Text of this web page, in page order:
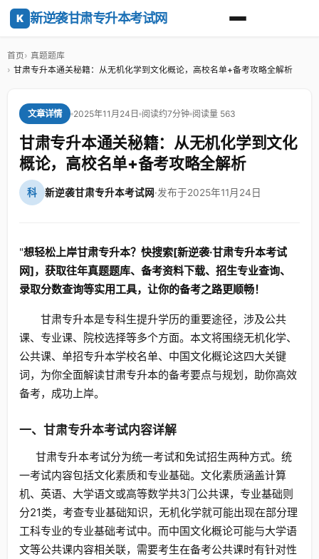
K 新逆袭甘肃专升本考试网
首页
真题题库
甘肃专升本通关秘籍：从无机化学到文化概论，高校名单+备考攻略全解析
文章详情 2025年11月24日 阅读约7分钟 阅读量 563
甘肃专升本通关秘籍：从无机化学到文化
概论，高校名单+备考攻略全解析
科 新逆袭甘肃专升本考试网·发布于2025年11月24日
"想轻松上岸甘肃专升本？快搜索[新逆袭·甘肃专升本考试
网]，获取往年真题题库、备考资料下载、招生专业查询、
录取分数查询等实用工具，让你的备考之路更顺畅！
甘肃专升本是专科生提升学历的重要途径，涉及公共
课、专业课、院校选择等多个方面。本文将围绕无机化学、
公共课、单招专升本学校名单、中国文化概论这四大关键
词，为你全面解读甘肃专升本的备考要点与规划，助你高效
备考，成功上岸。
一、甘肃专升本考试内容详解
甘肃专升本考试分为统一考试和免试招生两种方式。统
一考试内容包括文化素质和专业基础。文化素质涵盖计算
机、英语、大学语文或高等数学共3门公共课，专业基础则
分21类，考查专业基础知识，无机化学就可能出现在部分理
工科专业的专业基础考试中。而中国文化概论可能与大学语
文等公共课内容相关联，需要考生在备考公共课时有针对性